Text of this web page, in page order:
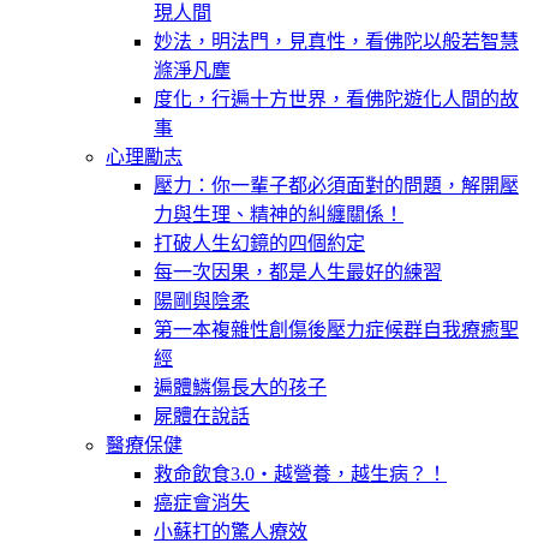
現人間
妙法，明法門，見真性，看佛陀以般若智慧
滌淨凡塵
度化，行遍十方世界，看佛陀遊化人間的故
事
心理勵志
壓力：你一輩子都必須面對的問題，解開壓
力與生理、精神的糾纏關係！
打破人生幻鏡的四個約定
每一次因果，都是人生最好的練習
陽剛與陰柔
第一本複雜性創傷後壓力症候群自我療癒聖
經
遍體鱗傷長大的孩子
屍體在說話
醫療保健
救命飲食3.0‧越營養，越生病？！
癌症會消失
小蘇打的驚人療效